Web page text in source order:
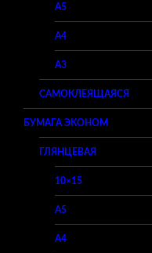
A5
A4
A3
САМОКЛЕЯЩАЯСЯ
БУМАГА ЭКОНОМ
ГЛЯНЦЕВАЯ
10×15
A5
A4